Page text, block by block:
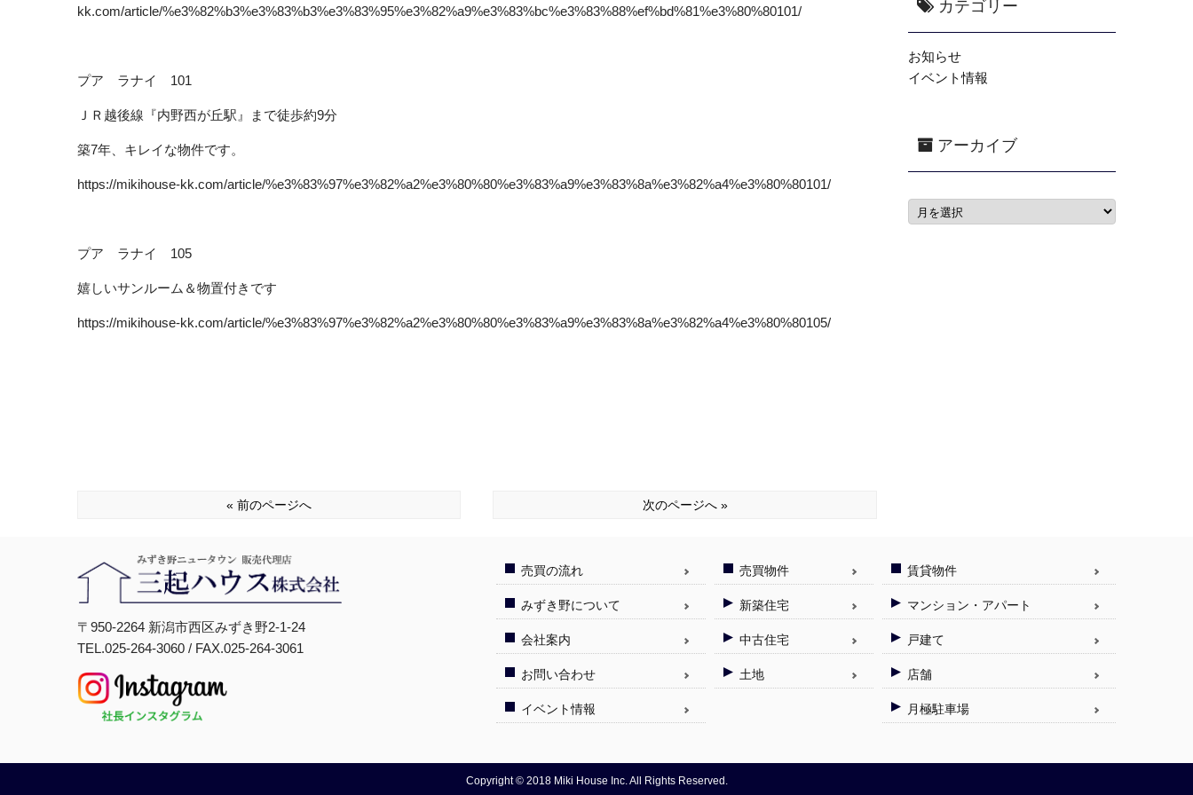
kk.com/article/%e3%82%b3%e3%83%b3%e3%83%95%e3%82%a9%e3%83%bc%e3%83%88%ef%bd%81%e3%80%80101/
プア ラナイ 101
ＪＲ越後線『内野西が丘駅』まで徒歩約9分
築7年、キレイな物件です。
https://mikihouse-kk.com/article/%e3%83%97%e3%82%a2%e3%80%80%e3%83%a9%e3%83%8a%e3%82%a4%e3%80%80101/
プア ラナイ 105
嬉しいサンルーム＆物置付きです
https://mikihouse-kk.com/article/%e3%83%97%e3%82%a2%e3%80%80%e3%83%a9%e3%83%8a%e3%82%a4%e3%80%80105/
« 前のページへ 次のページへ »
カテゴリー
お知らせ
イベント情報
アーカイブ
〒950-2264 新潟市西区みずき野2-1-24
TEL.025-264-3060 / FAX.025-264-3061
売買の流れ
みずき野について
会社案内
お問い合わせ
イベント情報
売買物件
新築住宅
中古住宅
土地
賃貸物件
マンション・アパート
戸建て
店舗
月極駐車場
Copyright © 2018 Miki House Inc. All Rights Reserved.